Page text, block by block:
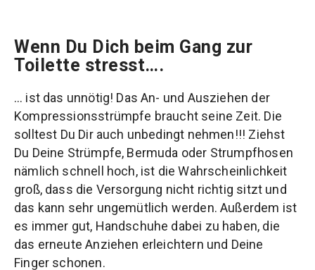
Wenn Du Dich beim Gang zur
Toilette stresst….
… ist das unnötig! Das An- und Ausziehen der
Kompressionsstrümpfe braucht seine Zeit. Die
solltest Du Dir auch unbedingt nehmen!!! Ziehst
Du Deine Strümpfe, Bermuda oder Strumpfhosen
nämlich schnell hoch, ist die Wahrscheinlichkeit
groß, dass die Versorgung nicht richtig sitzt und
das kann sehr ungemütlich werden. Außerdem ist
es immer gut, Handschuhe dabei zu haben, die
das erneute Anziehen erleichtern und Deine
Finger schonen.